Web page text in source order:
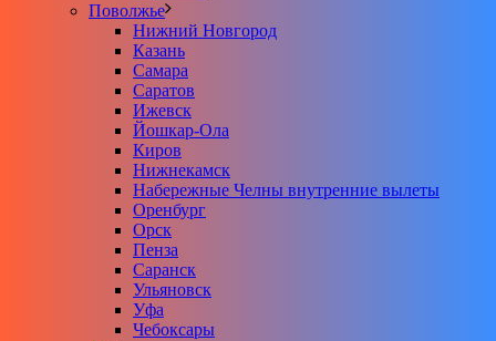
Поволжье
Нижний Новгород
Казань
Самара
Саратов
Ижевск
Йошкар-Ола
Киров
Нижнекамск
Набережные Челны внутренние вылеты
Оренбург
Орск
Пенза
Саранск
Ульяновск
Уфа
Чебоксары